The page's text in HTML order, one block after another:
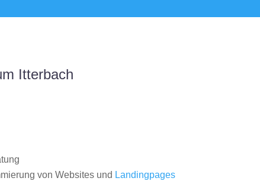
Itterbach
von Websites und Landingpages